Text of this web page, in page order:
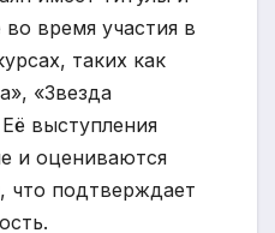
время участия в
таких как
«Звезда
выступления
и оцениваются
что подтверждает